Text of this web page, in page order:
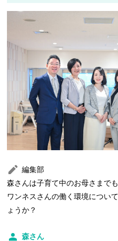
編集部
森さんは子育て中のお母さまで
ワンネスさんの働く環境につい
ょうか？
森さん